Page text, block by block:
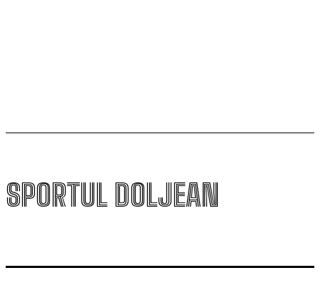
SPORTUL DOLJEAN